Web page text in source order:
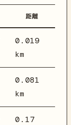
距離
0.019
km
0.081
km
0.17